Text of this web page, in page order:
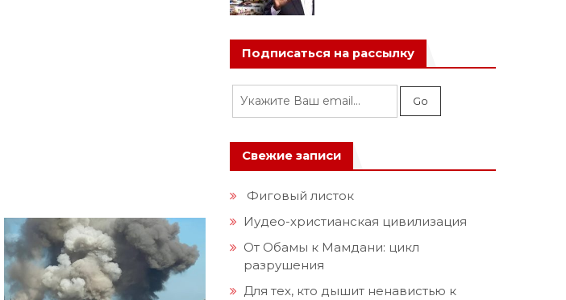
Подписаться на рассылку
Свежие записи
Фиговый листок
Иудео-христианская цивилизация
От Обамы к Мамдани: цикл
разрушения
Для тех, кто дышит ненавистью к